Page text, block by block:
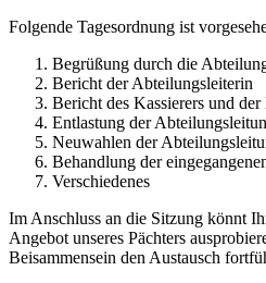
Folgende Tagesordnung ist
Begrüßung durch die
Bericht der Abteilungsleiterin
Bericht des Kassierers und der
Entlastung der
Neuwahlen der
Behandlung der
Verschiedenes
Im Anschluss an die Sitzung könnt
Angebot unseres Pächters
Beisammensein den Austausch